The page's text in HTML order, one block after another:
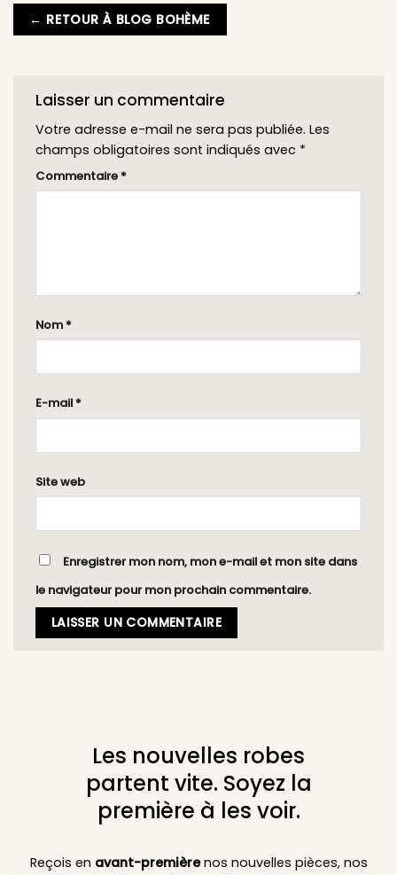
← RETOUR À BLOG BOHÈME
Laisser un commentaire
Votre adresse e-mail ne sera pas publiée. Les
champs obligatoires sont indiqués avec *
Commentaire *
Nom *
E-mail *
Site web
Enregistrer mon nom, mon e-mail et mon site dans
le navigateur pour mon prochain commentaire.
Les nouvelles robes
partent vite. Soyez la
première à les voir.
Reçois en avant-premièrenos nouvelles pièces, nos